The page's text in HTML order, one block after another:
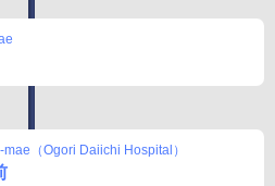
（Ogori Daiichi Hospital）